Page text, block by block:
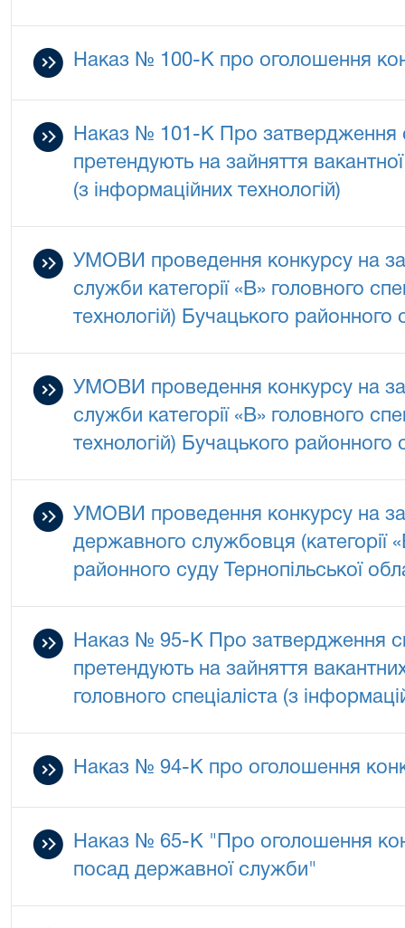
Наказ № 100-К про оголошення
Наказ № 101-К Про затвердження
претендують на зайняття
(з інформаційних технологій)
УМОВИ проведення конкурсу на
служби категорії «В» головного
технологій) Бучацького районного
УМОВИ проведення конкурсу на
служби категорії «В» головного
технологій) Бучацького районного
УМОВИ проведення конкурсу на
державного службовця (категорії
районного суду Тернопільської
Наказ № 95-К Про затвердження
претендують на зайняття
головного спеціаліста (з
Наказ № 94-К про оголошення
Наказ № 65-К "Про оголошення
посад державної служби"